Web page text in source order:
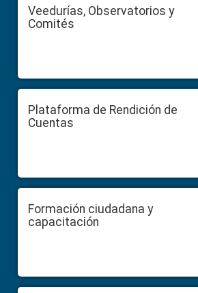
Veedurías, Observatorios y
Comités
Plataforma de Rendición de
Cuentas
Formación ciudadana y
capacitación